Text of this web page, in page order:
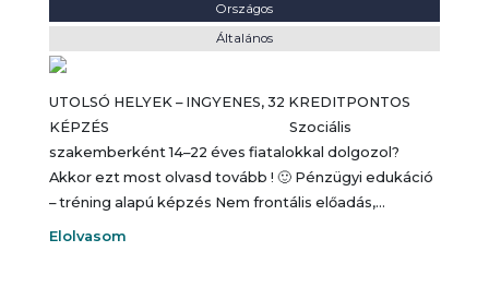
Országos
Általános
UTOLSÓ HELYEK – INGYENES, 32 KREDITPONTOS
KÉPZÉS Szociális
szakemberként 14–22 éves fiatalokkal dolgozol?
Akkor ezt most olvasd tovább ! 🙂 Pénzügyi edukáció
– tréning alapú képzés Nem frontális előadás,…
Elolvasom